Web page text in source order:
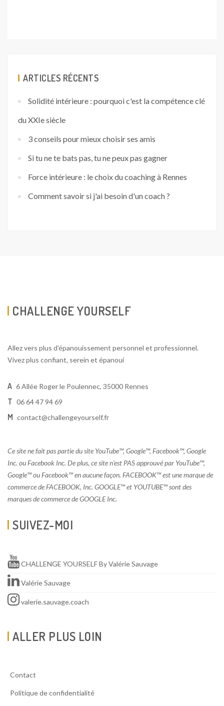
ARTICLES RÉCENTS
Solidité intérieure : pourquoi c'est la compétence clé
du XXIe siècle
3 conseils pour mieux choisir ses amis
Si tu ne te bats pas, tu ne peux pas gagner
Force intérieure : le choix du coaching à Rennes
Comment savoir si j'ai besoin d'un coach ?
CHALLENGE YOURSELF
Allez vers plus d'épanouissement personnel et professionnel.
Vivez plus confiant, serein et épanoui
A 6 Allée Roger le Poulennec, 35000 Rennes
T 06 64 47 94 69
M contact@challengeyourself.fr
Ce site ne fait pas partie du site YouTube™, Google™, Facebook™, Google
Inc. ou Facebook Inc. De plus, ce site n’est PAS approuvé par YouTube™,
Google™ ou Facebook™ en aucune façon. FACEBOOK™ est une marque de
commerce de FACEBOOK, Inc. GOOGLE™ et YOUTUBE™ sont des
marques de commerce de GOOGLE Inc.
SUIVEZ-MOI
CHALLENGE YOURSELF By Valérie Sauvage
Valérie Sauvage
valerie.sauvage.coach
ALLER PLUS LOIN
Contact
Politique de confidentialité